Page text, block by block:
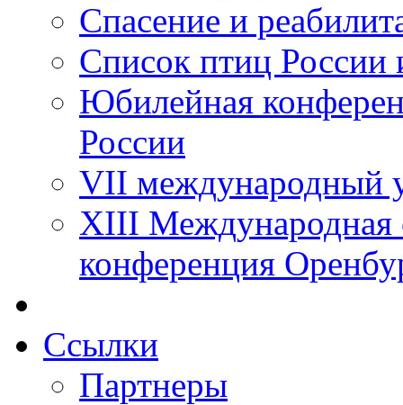
Спасение и
Список птиц России
Юбилейная
России
VII международный
XIII Международная
конференция
Ссылки
Партнеры